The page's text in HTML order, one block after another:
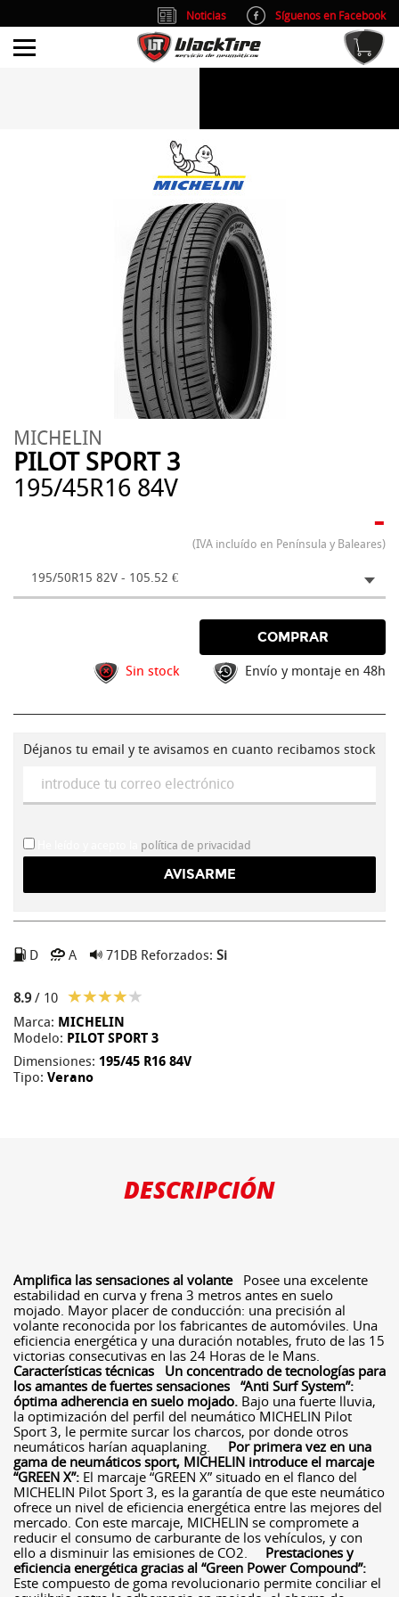
MICHELIN
PILOT SPORT 3
195/45R16 84V
-
(IVA incluído en Península y Baleares)
195/50R15 82V - 105.52 €
COMPRAR
Sin stock Envío y montaje en 48h
Déjanos tu email y te avisamos en cuanto recibamos stock
política de privacidad
D A 71DB Reforzados: Si
8.9/ 10
Marca: MICHELIN
Modelo: PILOT SPORT 3
Dimensiones: 195/45 R16 84V
Tipo: Verano
DESCRIPCIÓN
Amplifica las sensaciones al volantePosee una excelente
estabilidad en curva y frena 3 metros antes en suelo
mojado. Mayor placer de conducción: una precisión al
volante reconocida por los fabricantes de automóviles. Una
eficiencia energética y una duración notables, fruto de las 15
victorias consecutivas en las 24 Horas de le Mans.
Características técnicas
Un concentrado de tecnologías para
los amantes de fuertes sensaciones “Anti Surf System”:
óptima adherencia en suelo mojado. Bajo una fuerte lluvia,
la optimización del perfil del neumático MICHELIN Pilot
Sport 3, le permite surcar los charcos, por donde otros
neumáticos harían aquaplaning. Por primera vez en una
gama de neumáticos sport, MICHELIN introduce el marcaje
“GREEN X”: El marcaje “GREEN X” situado en el flanco del
MICHELIN Pilot Sport 3, es la garantía de que este neumático
ofrece un nivel de eficiencia energética entre las mejores del
mercado. Con este marcaje, MICHELIN se compromete a
reducir el consumo de carburante de los vehículos, y con
ello a disminuir las emisiones de CO2. Prestaciones y
eficiencia energética gracias al “Green Power Compound”:
Este compuesto de goma revolucionario permite conciliar el
Noticias
Síguenos en Facebook
info@blacktire.es
Atención al cliente: L/V 9:00-14:00 y 15:00-19:00